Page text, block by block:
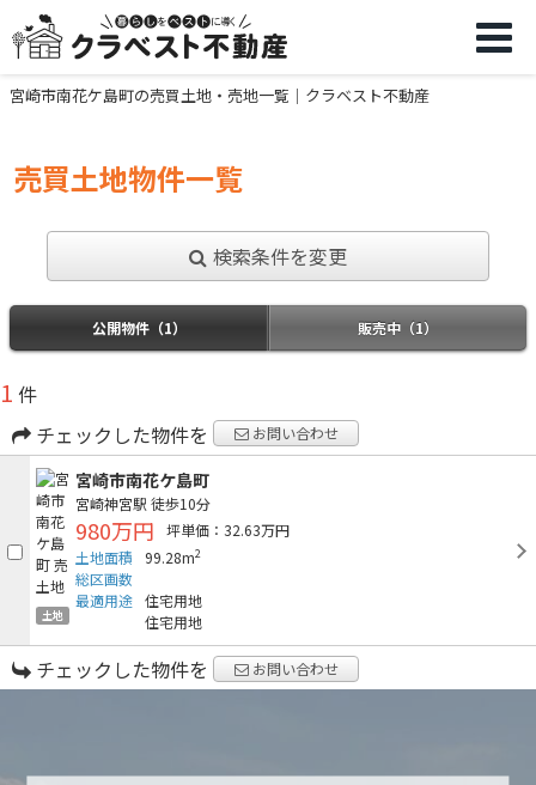
宮崎市南花ケ島町の売買土地・売地一覧｜クラベスト不動産
売買土地物件一覧
検索条件を変更
公開物件（1） 販売中（1）
1 件
チェックした物件を
お問い合わせ
土地
宮崎市南花ケ島町
宮崎神宮駅 徒歩10分
980万円
坪単価：32.63万円
土地面積
99.28m2
総区画数
最適用途 住宅用地
住宅用地
チェックした物件を お問い合わせ